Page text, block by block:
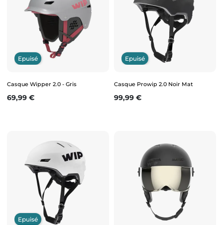
Epuisé
Casque Wipper 2.0 - Gris
Prix
69,99 €
Epuisé
Casque Prowip 2.0 Noir Mat
Prix
99,99 €
Epuisé